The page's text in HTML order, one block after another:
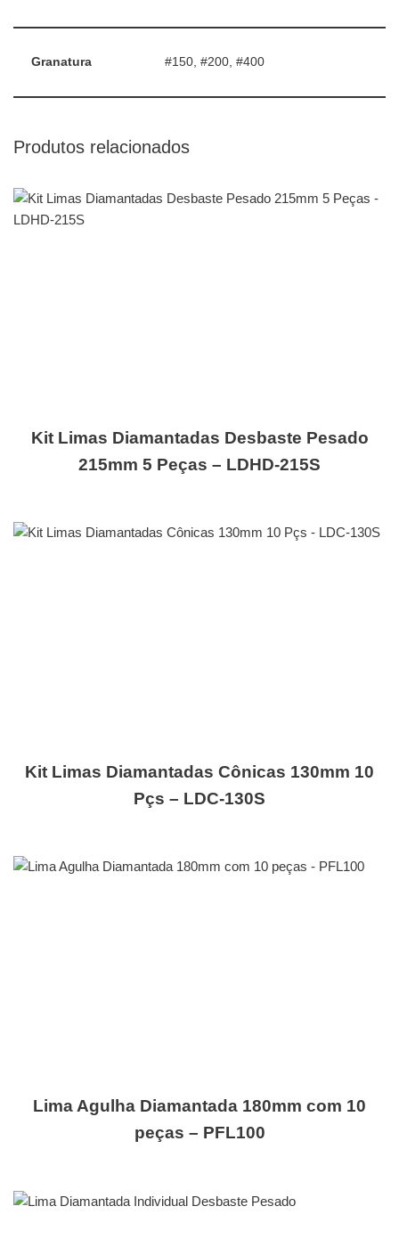
Granatura #150, #200, #400
Produtos relacionados
Kit Limas Diamantadas Desbaste Pesado
215mm 5 Peças – LDHD-215S
Kit Limas Diamantadas Cônicas 130mm 10
Pçs – LDC-130S
Lima Agulha Diamantada 180mm com 10
peças – PFL100